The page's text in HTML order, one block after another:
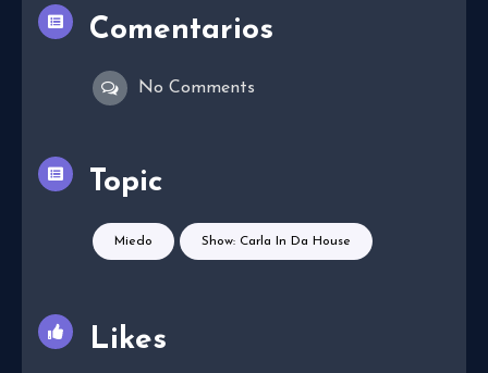
Comentarios
No Comments
Topic
Miedo Show: Carla In Da House
Likes